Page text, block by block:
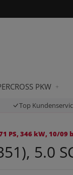
PKW
Top
PS, 346 kW, 10/09
5.0